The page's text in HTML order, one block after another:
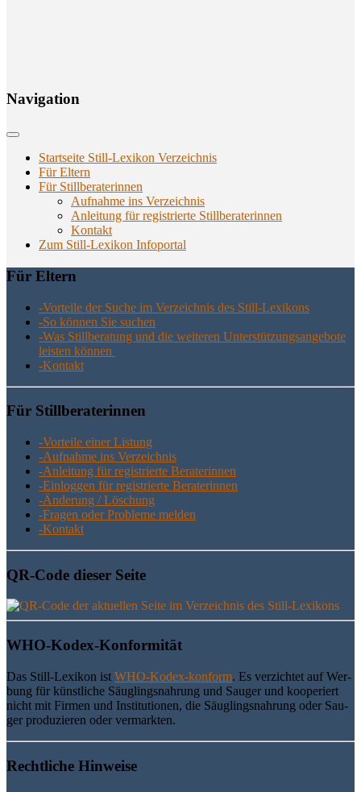
Navi­ga­ti­on
Startseite Still-Lexikon Verzeichnis
Für Eltern
Für Stillberaterinnen
Aufnahme ins Verzeichnis
Anlei­tung für regis­trier­te Stillberaterinnen
Kon­takt
Zum Still-Lexikon Infoportal
Für Eltern
-Vor­tei­le der Suche im Ver­zeich­nis des Still-Lexikons
-So kön­nen Sie suchen
-Was Still­be­ra­tung und die wei­te­ren Unter­stüt­zungs­an­ge­bo­te
leis­ten können
-Kon­takt
Für Still­be­ra­te­rin­nen
-Vor­tei­le einer Listung
-Auf­nah­me ins Verzeichnis
-Anlei­tung für regis­trier­te Beraterinnen
-Ein­log­gen für regis­trier­te Beraterinnen
-Ände­rung / Löschung
-Fra­gen oder Pro­ble­me melden
-Kon­takt
QR-Code die­ser Seite
WHO-Kodex-Kon­for­mi­tät
Das Still-Lexi­kon ist WHO-Kodex-kon­form. Es ver­zich­tet auf Wer­
bung für künst­li­che Säug­lings­nah­rung und Sau­ger und koope­riert
nicht mit Fir­men und Insti­tu­tio­nen, die Säug­lings­nah­rung oder Sau­
ger pro­du­zie­ren oder vermarkten.
Recht­li­che Hinweise